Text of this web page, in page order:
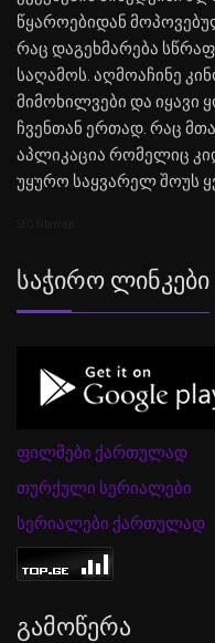
წყაროებიდან
რაც დაგეხმარება
საღამოს. აღმოაჩინე
მიმოხილვები და იყავი
ჩვენთან ერთად. რაც
აპლიკაცია რომელიც
უყურო საყვარელ შოუს
Საჭირო Ლინკები
ფილმები ქართულად
თურქული სერიალები
სერიალები ქართულად
Გამოწერა